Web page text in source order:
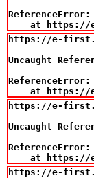
at https://
https://e-
Uncaught
at https://
https://e-
Uncaught
at https://
https://e-